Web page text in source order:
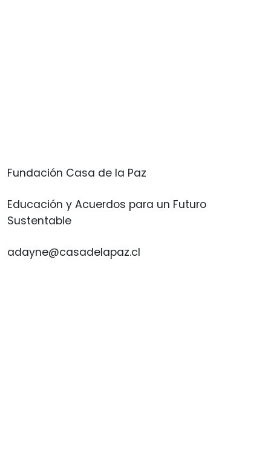
Fundación Casa de la Paz
Educación y Acuerdos para un Futuro
Sustentable
adayne@casadelapaz.cl